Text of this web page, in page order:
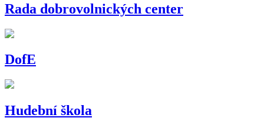
Rada dobrovolnických center
DofE
Hudební škola